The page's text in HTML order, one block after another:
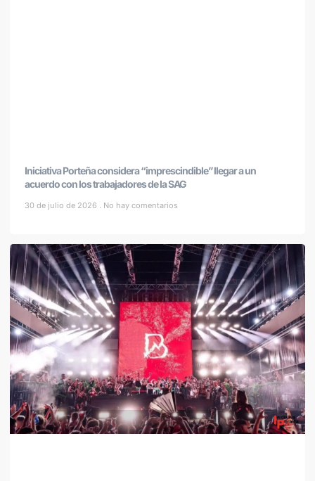
Iniciativa Porteña considera “imprescindible” llegar a un
acuerdo con los trabajadores de la SAG
30 de julio de 2026 No hay comentarios